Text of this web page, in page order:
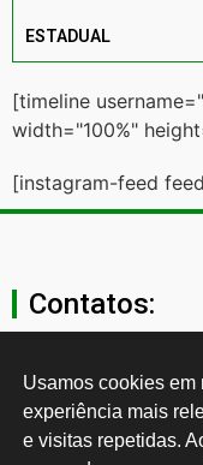
ESTADUAL
[timeline
width="100%"
[instagram-feed
Contatos:
Usamos cookies em
experiência mais
e visitas repetidas.